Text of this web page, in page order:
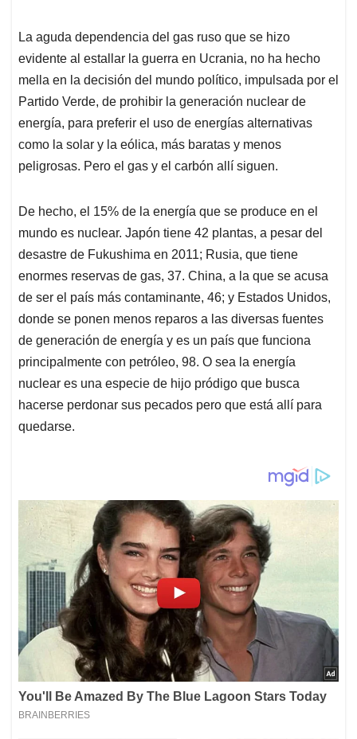
La aguda dependencia del gas ruso que se hizo
evidente al estallar la guerra en Ucrania, no ha hecho
mella en la decisión del mundo político, impulsada por el
Partido Verde, de prohibir la generación nuclear de
energía, para preferir el uso de energías alternativas
como la solar y la eólica, más baratas y menos
peligrosas. Pero el gas y el carbón allí siguen.
De hecho, el 15% de la energía que se produce en el
mundo es nuclear. Japón tiene 42 plantas, a pesar del
desastre de Fukushima en 2011; Rusia, que tiene
enormes reservas de gas, 37. China, a la que se acusa
de ser el país más contaminante, 46; y Estados Unidos,
donde se ponen menos reparos a las diversas fuentes
de generación de energía y es un país que funciona
principalmente con petróleo, 98. O sea la energía
nuclear es una especie de hijo pródigo que busca
hacerse perdonar sus pecados pero que está allí para
quedarse.